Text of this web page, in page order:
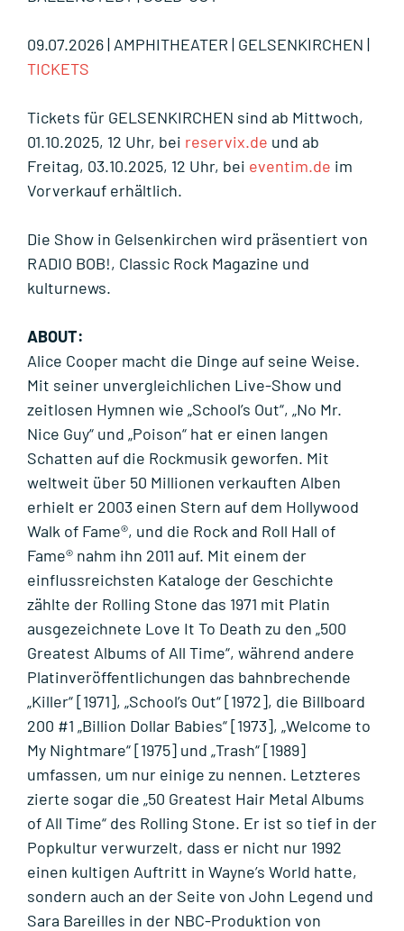
09.07.2026 | AMPHITHEATER | GELSENKIRCHEN |
TICKETS
Tickets für GELSENKIRCHEN sind ab Mittwoch,
01.10.2025, 12 Uhr, bei reservix.de und ab
Freitag, 03.10.2025, 12 Uhr, bei eventim.de im
Vorverkauf erhältlich.
Die Show in Gelsenkirchen wird präsentiert von
RADIO BOB!, Classic Rock Magazine und
kulturnews.
ABOUT:
Alice Cooper macht die Dinge auf seine Weise.
Mit seiner unvergleichlichen Live-Show und
zeitlosen Hymnen wie „School’s Out“, „No Mr.
Nice Guy“ und „Poison“ hat er einen langen
Schatten auf die Rockmusik geworfen. Mit
weltweit über 50 Millionen verkauften Alben
erhielt er 2003 einen Stern auf dem Hollywood
Walk of Fame®, und die Rock and Roll Hall of
Fame® nahm ihn 2011 auf. Mit einem der
einflussreichsten Kataloge der Geschichte
zählte der Rolling Stone das 1971 mit Platin
ausgezeichnete Love It To Death zu den „500
Greatest Albums of All Time“, während andere
Platinveröffentlichungen das bahnbrechende
„Killer“ [1971], „School’s Out“ [1972], die Billboard
200 #1 „Billion Dollar Babies“ [1973], „Welcome to
My Nightmare“ [1975] und „Trash“ [1989]
umfassen, um nur einige zu nennen. Letzteres
zierte sogar die „50 Greatest Hair Metal Albums
of All Time“ des Rolling Stone. Er ist so tief in der
Popkultur verwurzelt, dass er nicht nur 1992
einen kultigen Auftritt in Wayne’s World hatte,
sondern auch an der Seite von John Legend und
Sara Bareilles in der NBC-Produktion von